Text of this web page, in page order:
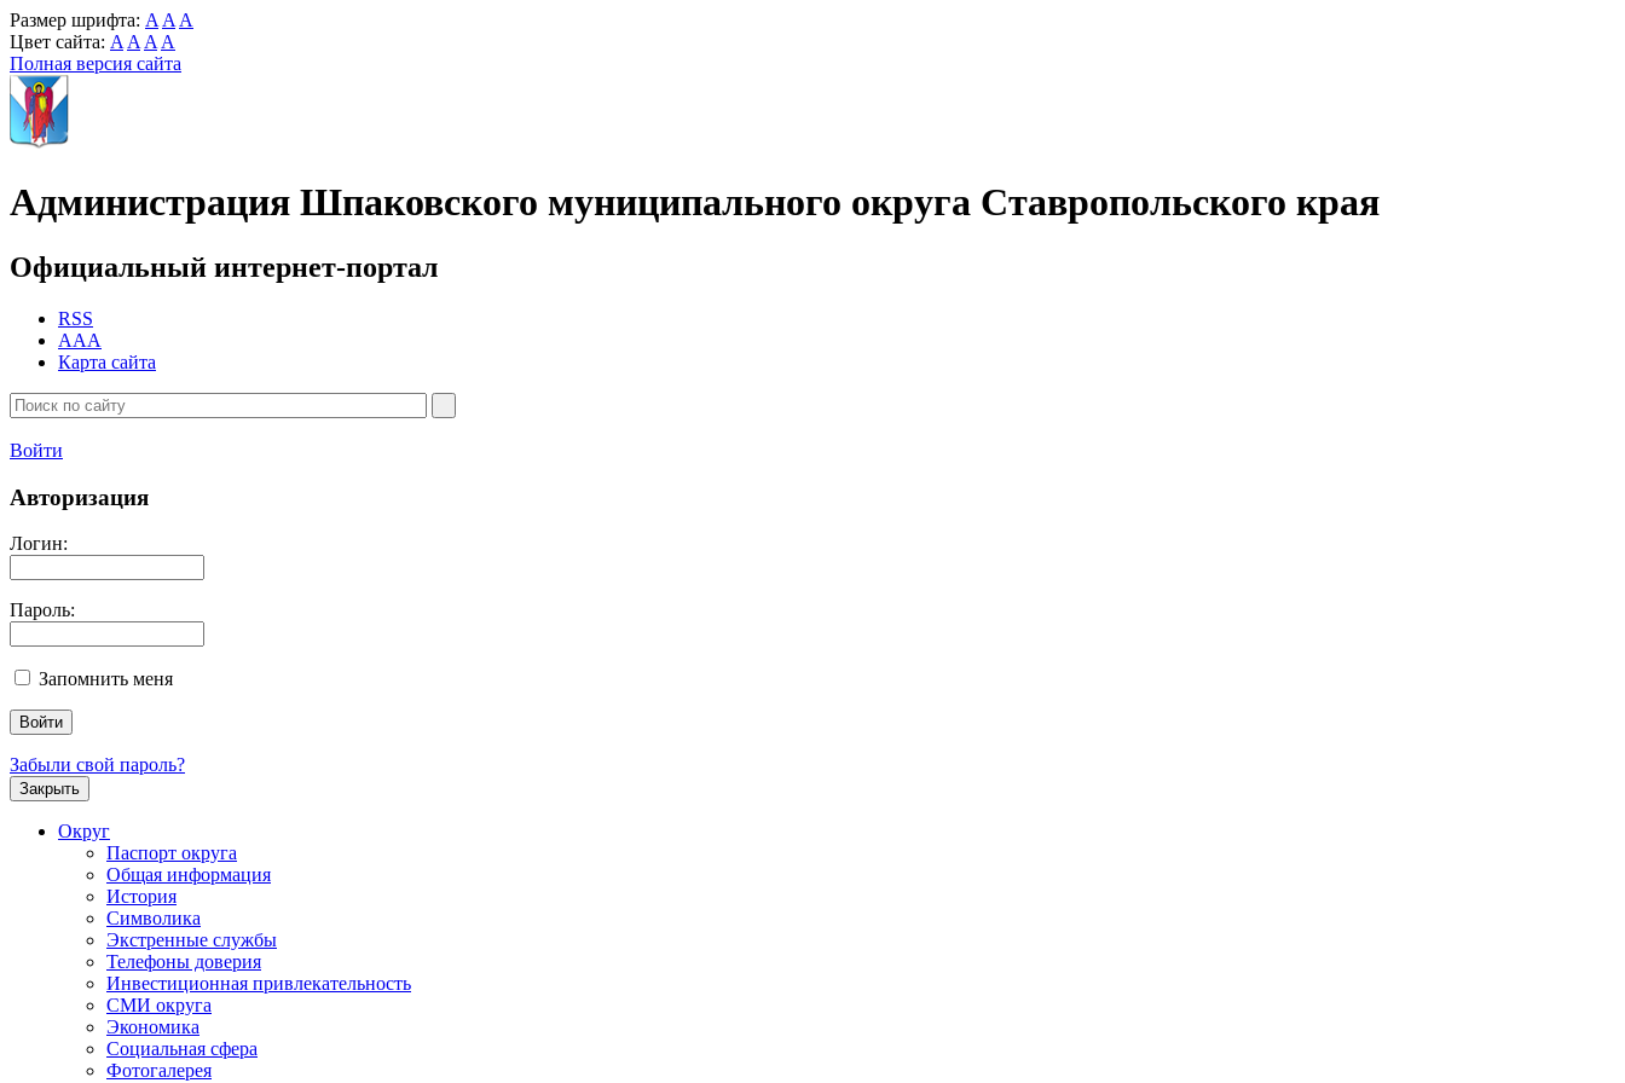
Размер шрифта: A A A
Цвет сайта: A A A A
Полная версия сайта
Администрация Шпаковского муниципального округа Ставропольского края
Официальный интернет-портал
RSS
AAA
Карта сайта
Войти
Авторизация
Логин:
Пароль:
Запомнить меня
Забыли свой пароль?
Закрыть
Округ
Паспорт округа
Общая информация
История
Символика
Экстренные службы
Телефоны доверия
Инвестиционная привлекательность
СМИ округа
Экономика
Социальная сфера
Фотогалерея